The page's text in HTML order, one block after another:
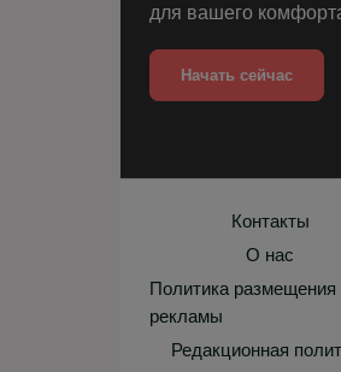
для вашего
Начать сейчас
Контакты
О нас
Политика размещения
рекламы
Редакционная